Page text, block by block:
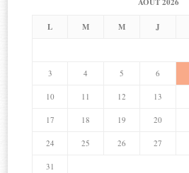
L M M J
3 4 5 6
10 11 12 13
17 18 19 20
24 25 26 27
31